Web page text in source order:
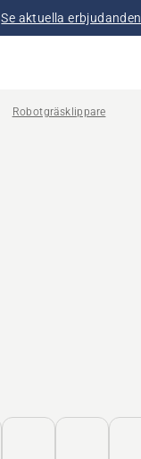
Se aktuella erbjudanden
Robotgräsklippare